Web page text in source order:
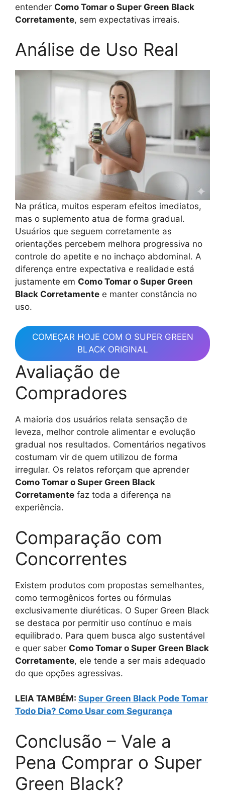
entender Como Tomar o Super Green Black
Corretamente, sem expectativas irreais.
Análise de Uso Real
Na prática, muitos esperam efeitos imediatos,
mas o suplemento atua de forma gradual.
Usuários que seguem corretamente as
orientações percebem melhora progressiva no
controle do apetite e no inchaço abdominal. A
diferença entre expectativa e realidade está
justamente em Como Tomar o Super Green
Black Corretamente e manter constância no
uso.
COMEÇAR HOJE COM O SUPER GREEN
BLACK ORIGINAL
Avaliação de
Compradores
A maioria dos usuários relata sensação de
leveza, melhor controle alimentar e evolução
gradual nos resultados. Comentários negativos
costumam vir de quem utilizou de forma
irregular. Os relatos reforçam que aprender
Como Tomar o Super Green Black
Corretamente faz toda a diferença na
experiência.
Comparação com
Concorrentes
Existem produtos com propostas semelhantes,
como termogênicos fortes ou fórmulas
exclusivamente diuréticas. O Super Green Black
se destaca por permitir uso contínuo e mais
equilibrado. Para quem busca algo sustentável
e quer saber Como Tomar o Super Green Black
Corretamente, ele tende a ser mais adequado
do que opções agressivas.
LEIA TAMBÉM: Super Green Black Pode Tomar
Todo Dia? Como Usar com Segurança
Conclusão – Vale a
Pena Comprar o Super
Green Black?